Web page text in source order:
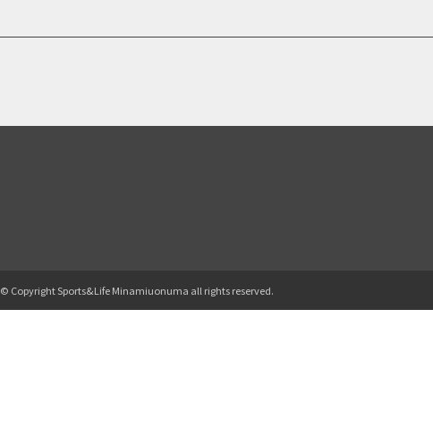
© Copyright Sports&Life Minamiuonuma all rights reserved.